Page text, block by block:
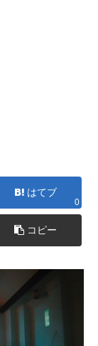
はてブ
0
コピー